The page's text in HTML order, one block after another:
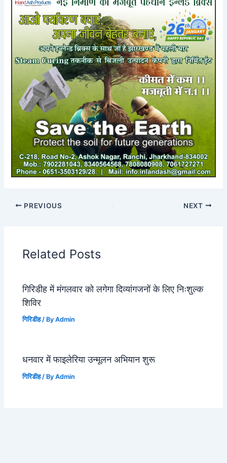
PREVIOUS NEXT
Related Posts
गिरिडीह में मंगलवार को लगेगा दिव्यांगजनों के लिए निःशुल्क
शिविर
गिरिडीह/ ByAdmin
धनवार में फाइलेरिया उन्मूलन अभियान शुरू
गिरिडीह/ ByAdmin